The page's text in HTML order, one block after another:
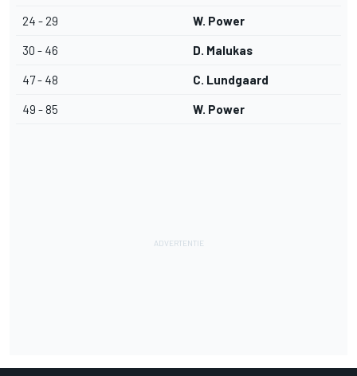
24 - 29 W. Power
30 - 46 D. Malukas
47 - 48 C. Lundgaard
49 - 85 W. Power